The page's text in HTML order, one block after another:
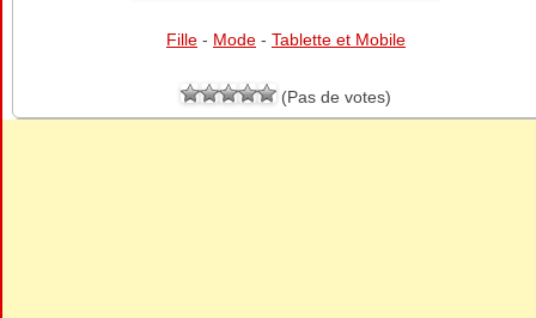
Fille - Mode - Tablette et Mobile
(Pas de votes)